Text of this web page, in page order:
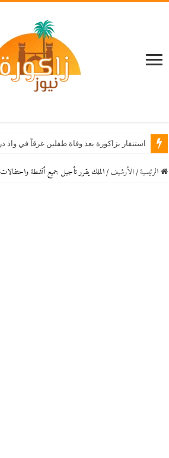
استنفار بزاكورة بعد وفاة طفلين غرقاً في واد
الرئيسية / اﻷرشيف / الملك يقرر تأجيل جميع أنشطة واحتفالات الذكرى